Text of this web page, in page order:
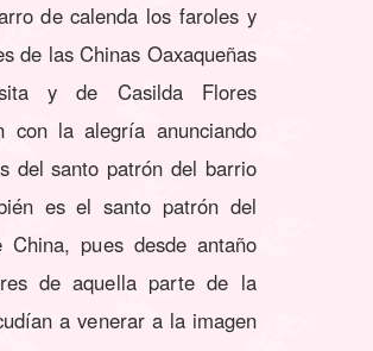
de calenda los faroles y
de las Chinas Oaxaqueñas
y de Casilda Flores
con la alegría anunciando
del santo patrón del barrio
es el santo patrón del
China, pues desde antaño
de aquella parte de la
a venerar a la imagen